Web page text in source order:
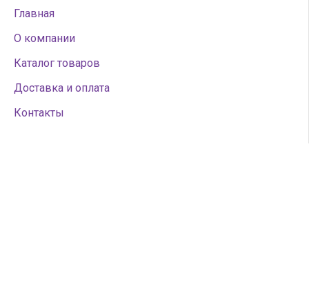
Главная
О компании
Каталог товаров
Доставка и оплата
Контакты